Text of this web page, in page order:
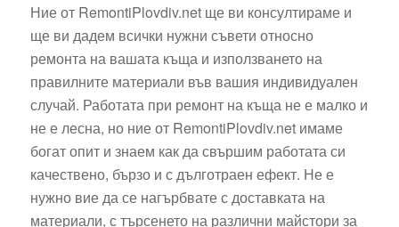
Ние от RemontiPlovdiv.net ще ви консултираме и
ще ви дадем всички нужни съвети относно
ремонта на вашата къща и използването на
правилните материали във вашия индивидуален
случай. Работата при ремонт на къща не е малко и
не е лесна, но ние от RemontiPlovdiv.net имаме
богат опит и знаем как да свършим работата си
качествено, бързо и с дълготраен ефект. Не е
нужно вие да се нагърбвате с доставката на
материали, с търсенето на различни майстори за